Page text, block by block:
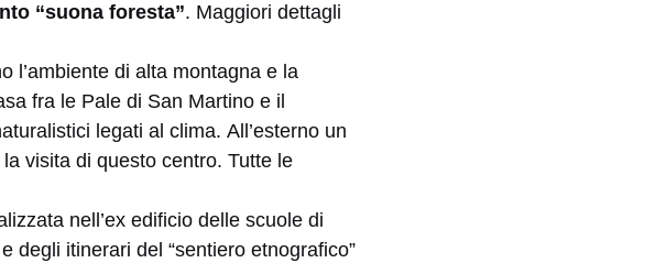
“suona foresta”. Maggiori dettagli
l’ambiente di alta montagna e la
fra le Pale di San Martino e il
legati al clima. All’esterno un
visita di questo centro. Tutte le
nell’ex edificio delle scuole di
degli itinerari del “sentiero etnografico”